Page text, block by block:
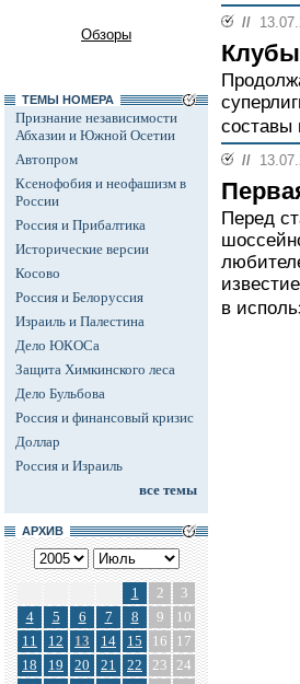
Обзоры
ТЕМЫ НОМЕРА
Признание независимости
Абхазии и Южной Осетии
Автопром
Ксенофобия и неофашизм в
России
Россия и Прибалтика
Исторические версии
Косово
Россия и Белоруссия
Израиль и Палестина
Дело ЮКОСа
Защита Химкинского леса
Дело Бульбова
Россия и финансовый кризис
Доллар
Россия и Израиль
все темы
АРХИВ
1 2
3
4
5 6 7 8 9
10
11
12 13 14 15 16
17
18
19 20 21 22 23 24
//
Клубы
составы
//
Перед
в